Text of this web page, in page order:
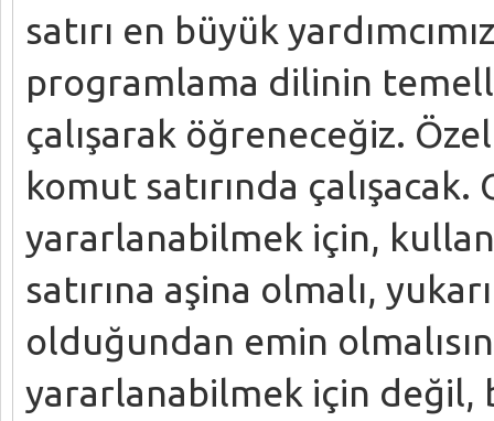
satırı en büyük
programlama dilinin
çalışarak öğreneceğiz.
komut satırında
yararlanabilmek için,
satırına aşina olmalı,
olduğundan emin
yararlanabilmek için değil,